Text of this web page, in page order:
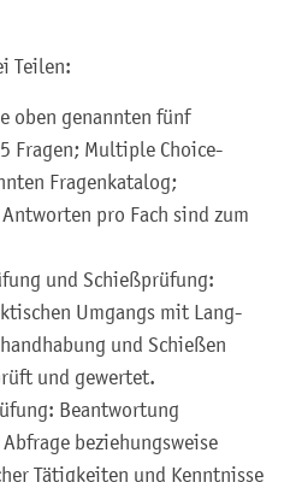
Teilen:
oben genannten fünf
Fragen; Multiple Choice-
Fragenkatalog;
pro Fach sind zum
und Schießprüfung:
Umgangs mit Lang-
und Schießen
und gewertet.
Beantwortung
beziehungsweise
Tätigkeiten und Kenntnisse